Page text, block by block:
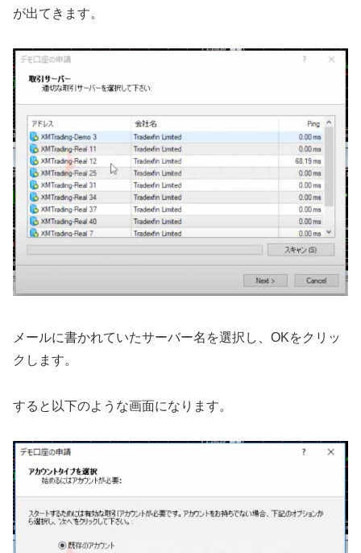
が出てきます。
メールに書かれていたサーバー名を選択し、OKをクリッ
クします。
すると以下のような画面になります。